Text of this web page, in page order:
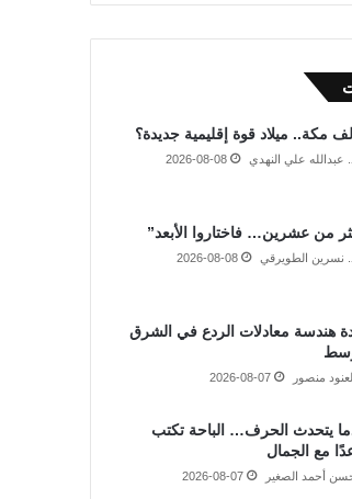
مكة.. ميلاد قوة إقليمية جديدة؟
عبدالله علي النهدي 2026-08-08
من عشرين… فاختاروا الأبعد”
نسرين الطويرقي 2026-08-08
هندسة معادلات الردع في الشرق
منصور 2026-08-07
يتحدث الحرف… الباحة تكتب
مع الجمال
أحمد الصغير 2026-08-07